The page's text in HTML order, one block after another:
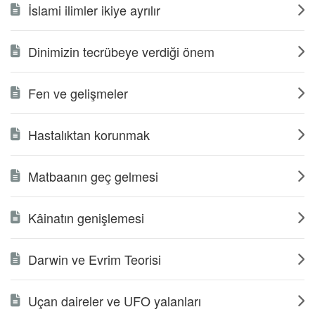
İslami ilimler ikiye ayrılır
Dinimizin tecrübeye verdiği önem
Fen ve gelişmeler
Hastalıktan korunmak
Matbaanın geç gelmesi
Kâinatın genişlemesi
Darwin ve Evrim Teorisi
Uçan daireler ve UFO yalanları